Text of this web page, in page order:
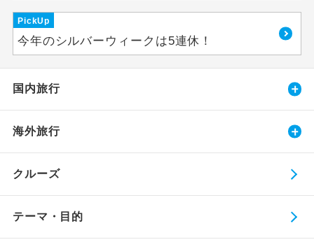
PickUp
今年のシルバーウィークは5連休！
国内旅行
海外旅行
クルーズ
テーマ・目的